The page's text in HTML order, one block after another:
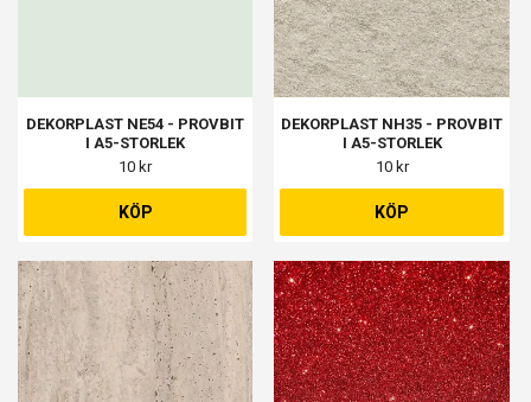
DEKORPLAST NE54 - PROVBIT
I A5-STORLEK
10 kr
KÖP
DEKORPLAST NH35 - PROVBIT
I A5-STORLEK
10 kr
KÖP